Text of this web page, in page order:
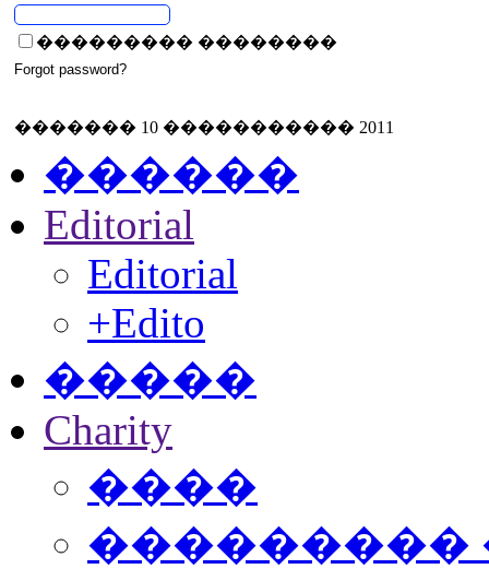
��������� ��������
������� 10 ����������� 2011
������
Editorial
Editorial
+Edito
�����
Charity
����
���������